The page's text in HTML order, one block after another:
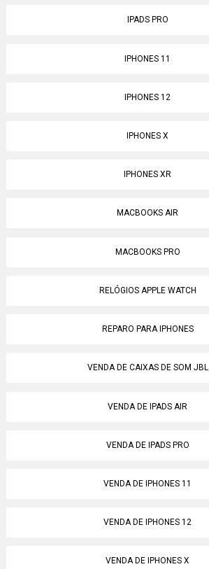
IPADS PRO
IPHONES 11
IPHONES 12
IPHONES X
IPHONES XR
MACBOOKS AIR
MACBOOKS PRO
RELÓGIOS APPLE WATCH
REPARO PARA IPHONES
VENDA DE CAIXAS DE SOM JBL
VENDA DE IPADS AIR
VENDA DE IPADS PRO
VENDA DE IPHONES 11
VENDA DE IPHONES 12
VENDA DE IPHONES X